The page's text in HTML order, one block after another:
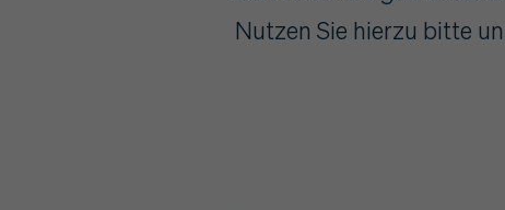
Nutzen Sie hierzu bitte